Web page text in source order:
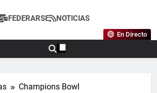
FEDERACION
CANARIA DE
TENIS
Sitio Oficial De La Federación Canaria De
FEDERARSE NOTICIAS
En Directo
Champions Bowl